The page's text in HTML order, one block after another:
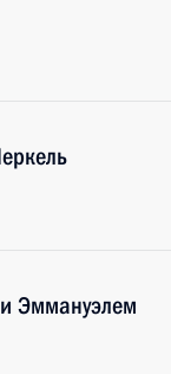
Эммануэлем